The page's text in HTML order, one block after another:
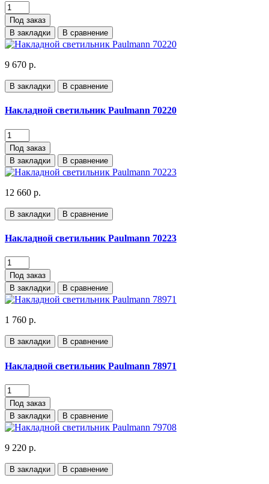
Под заказ
В закладки
В сравнение
9 670 р.
В закладки В сравнение
Накладной светильник Paulmann 70220
Под заказ
В закладки
В сравнение
12 660 р.
В закладки В сравнение
Накладной светильник Paulmann 70223
Под заказ
В закладки
В сравнение
1 760 р.
В закладки В сравнение
Накладной светильник Paulmann 78971
Под заказ
В закладки
В сравнение
9 220 р.
В закладки В сравнение